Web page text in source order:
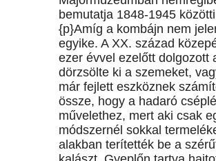
bemutatja 1848-1945
{p}Amíg a kombájn nem
egyike. A XX. század
ezer évvel ezelőtt dolgozott
dörzsölte ki a szemeket,
már fejlett eszköznek
össze, hogy a hadaró
művelethez, mert aki csak
módszernél sokkal
alakban terítették be a